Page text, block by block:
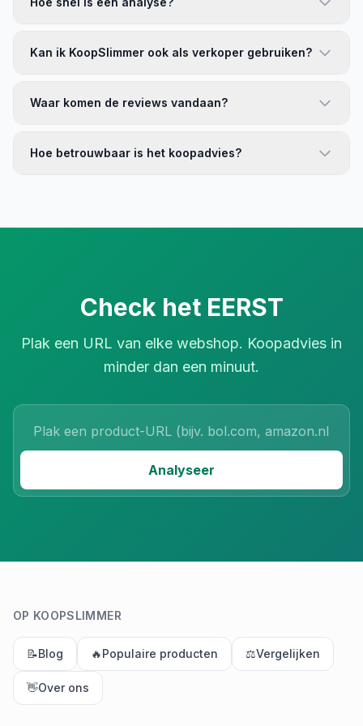
Kan ik KoopSlimmer ook als verkoper gebruiken?
Waar komen de reviews vandaan?
Hoe betrouwbaar is het koopadvies?
Check het EERST
Plak een URL van elke webshop. Koopadvies in
minder dan een minuut.
Analyseer
OP KOOPSLIMMER
📝Blog 🔥Populaire producten ⚖️Vergelijken
👋Over ons